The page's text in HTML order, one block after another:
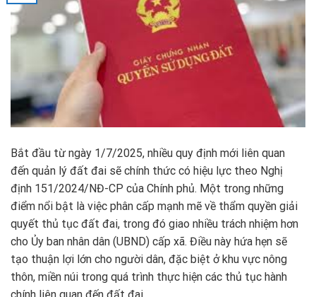
Bắt đầu từ ngày 1/7/2025, nhiều quy định mới liên quan
đến quản lý đất đai sẽ chính thức có hiệu lực theo Nghị
định 151/2024/NĐ-CP của Chính phủ. Một trong những
điểm nổi bật là việc phân cấp mạnh mẽ về thẩm quyền giải
quyết thủ tục đất đai, trong đó giao nhiều trách nhiệm hơn
cho Ủy ban nhân dân (UBND) cấp xã. Điều này hứa hẹn sẽ
tạo thuận lợi lớn cho người dân, đặc biệt ở khu vực nông
thôn, miền núi trong quá trình thực hiện các thủ tục hành
chính liên quan đến đất đai.